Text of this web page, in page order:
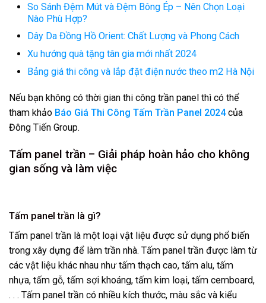
So Sánh Đệm Mút và Đệm Bông Ép – Nên Chọn Loại
Nào Phù Hợp?
Dây Da Đồng Hồ Orient: Chất Lượng và Phong Cách
Xu hướng quà tặng tân gia mới nhất 2024
Bảng giá thi công và lắp đặt điện nước theo m2 Hà Nội
Nếu bạn không có thời gian thi công trần panel thì có thể
tham khảo Báo Giá Thi Công Tấm Trần Panel 2024của
Đông Tiến Group.
Tấm panel trần – Giải pháp hoàn hảo cho không
gian sống và làm việc
Tấm panel trần là gì?
Tấm panel trần là một loại vật liệu được sử dụng phổ biến
trong xây dựng để làm trần nhà. Tấm panel trần được làm từ
các vật liệu khác nhau như tấm thạch cao, tấm alu, tấm
nhựa, tấm gỗ, tấm sợi khoáng, tấm kim loại, tấm cemboard,
. . . Tấm panel trần có nhiều kích thước, màu sắc và kiểu